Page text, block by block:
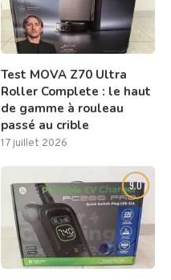
Test MOVA Z70 Ultra
Roller Complete : le haut
de gamme à rouleau
passé au crible
17 juillet 2026
9.0